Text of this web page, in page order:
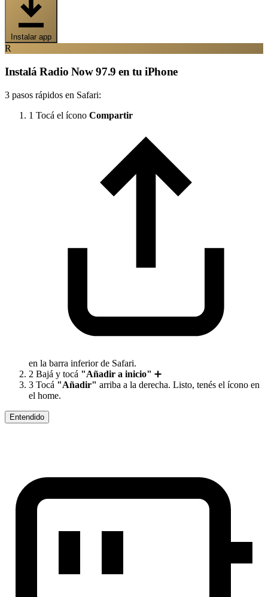
Instalar app
R
Instalá Radio Now 97.9 en tu iPhone
3 pasos rápidos en Safari:
1 Tocá el ícono Compartir
en la barra inferior de Safari.
2 Bajá y tocá "Añadir a inicio" ➕
3 Tocá "Añadir" arriba a la derecha. Listo, tenés el ícono en
el home.
Entendido